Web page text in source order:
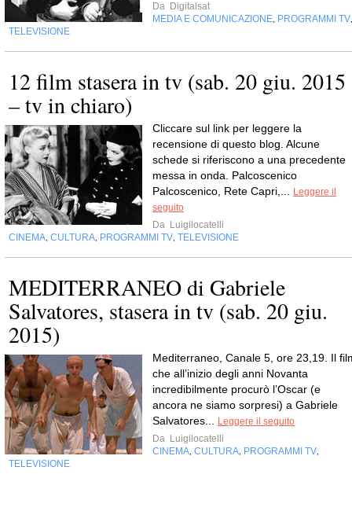
Da Digitalsat
MEDIA E COMUNICAZIONE PROGRAMMI TV
TELEVISIONE
12 film stasera in tv (sab. 20 giu. 2015
– tv in chiaro)
Cliccare sul link per leggere la
recensione di questo blog. Alcune
schede si riferiscono a una precedente
messa in onda. Palcoscenico
Palcoscenico, Rete Capri,...
Leggere il
seguito
Da Luigilocatelli
CINEMA CULTURA PROGRAMMI TV TELEVISIONE
MEDITERRANEO di Gabriele
Salvatores, stasera in tv (sab. 20 giu.
2015)
Mediterraneo, Canale 5, ore 23,19. Il
che all’inizio degli anni Novanta
incredibilmente procurò l’Oscar (e
ancora ne siamo sorpresi) a Gabriele
Salvatores...
Leggere il seguito
Da Luigilocatelli
CINEMA CULTURA PROGRAMMI TV
TELEVISIONE